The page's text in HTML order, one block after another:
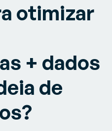
otimizar
+ dados
de